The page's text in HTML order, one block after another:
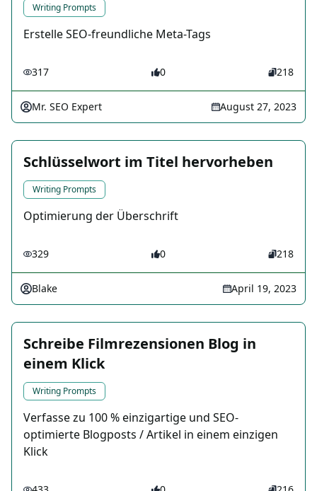
Writing Prompts
Erstelle SEO-freundliche Meta-Tags
317 0 218
Mr. SEO Expert August 27, 2023
Schlüsselwort im Titel hervorheben
Writing Prompts
Optimierung der Überschrift
329 0 218
Blake April 19, 2023
Schreibe Filmrezensionen Blog in
einem Klick
Writing Prompts
Verfasse zu 100 % einzigartige und SEO-
optimierte Blogposts / Artikel in einem einzigen
Klick